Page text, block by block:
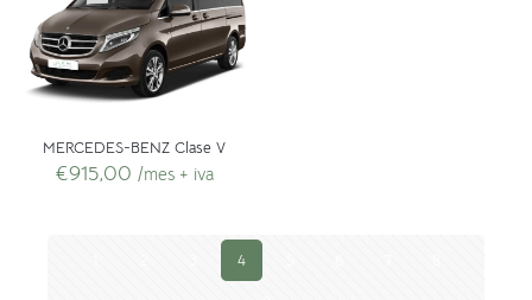
MERCEDES-BENZ Clase V
€915,00 /mes + iva
4